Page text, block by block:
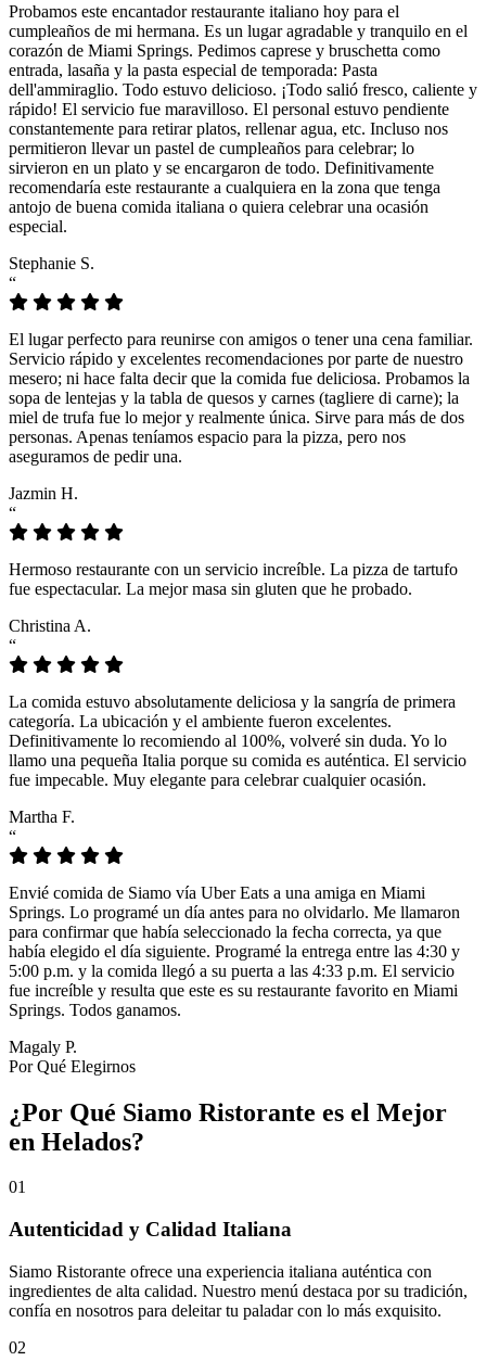
Probamos este encantador restaurante italiano hoy para el
cumpleaños de mi hermana. Es un lugar agradable y tranquilo en el
corazón de Miami Springs. Pedimos caprese y bruschetta como
entrada, lasaña y la pasta especial de temporada: Pasta
dell'ammiraglio. Todo estuvo delicioso. ¡Todo salió fresco, caliente y
rápido! El servicio fue maravilloso. El personal estuvo pendiente
constantemente para retirar platos, rellenar agua, etc. Incluso nos
permitieron llevar un pastel de cumpleaños para celebrar; lo
sirvieron en un plato y se encargaron de todo. Definitivamente
recomendaría este restaurante a cualquiera en la zona que tenga
antojo de buena comida italiana o quiera celebrar una ocasión
especial.
Stephanie S.
“
El lugar perfecto para reunirse con amigos o tener una cena familiar.
Servicio rápido y excelentes recomendaciones por parte de nuestro
mesero; ni hace falta decir que la comida fue deliciosa. Probamos la
sopa de lentejas y la tabla de quesos y carnes (tagliere di carne); la
miel de trufa fue lo mejor y realmente única. Sirve para más de dos
personas. Apenas teníamos espacio para la pizza, pero nos
aseguramos de pedir una.
Jazmin H.
“
Hermoso restaurante con un servicio increíble. La pizza de tartufo
fue espectacular. La mejor masa sin gluten que he probado.
Christina A.
“
La comida estuvo absolutamente deliciosa y la sangría de primera
categoría. La ubicación y el ambiente fueron excelentes.
Definitivamente lo recomiendo al 100%, volveré sin duda. Yo lo
llamo una pequeña Italia porque su comida es auténtica. El servicio
fue impecable. Muy elegante para celebrar cualquier ocasión.
Martha F.
“
Envié comida de Siamo vía Uber Eats a una amiga en Miami
Springs. Lo programé un día antes para no olvidarlo. Me llamaron
para confirmar que había seleccionado la fecha correcta, ya que
había elegido el día siguiente. Programé la entrega entre las 4:30 y
5:00 p.m. y la comida llegó a su puerta a las 4:33 p.m. El servicio
fue increíble y resulta que este es su restaurante favorito en Miami
Springs. Todos ganamos.
Magaly P.
Por Qué Elegirnos
¿Por Qué Siamo Ristorante es el Mejor
en Helados?
01
Autenticidad y Calidad Italiana
Siamo Ristorante ofrece una experiencia italiana auténtica con
ingredientes de alta calidad. Nuestro menú destaca por su tradición,
confía en nosotros para deleitar tu paladar con lo más exquisito.
02